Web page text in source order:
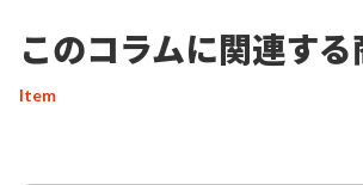
このコラムに関連する
Item